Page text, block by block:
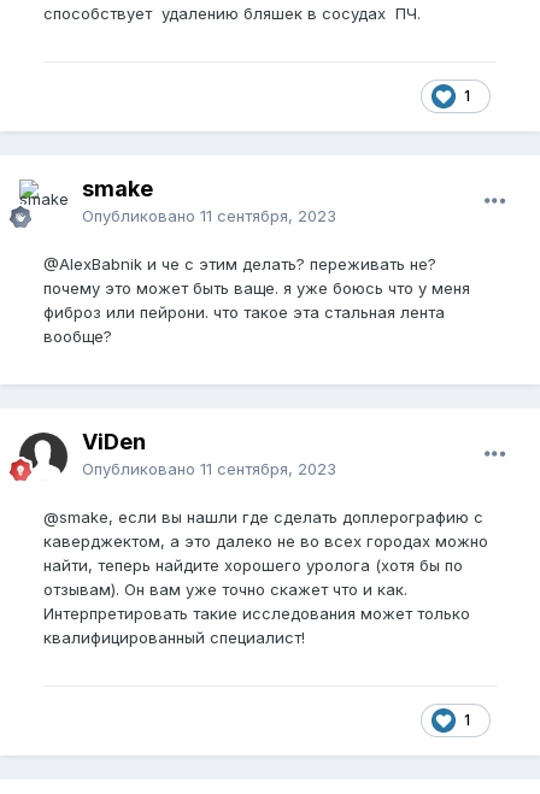
способствует удалению бляшек в сосудах ПЧ.
1
smake
Опубликовано 11 сентября, 2023
@AlexBabnik и че с этим делать? переживать не?
почему это может быть ваще. я уже боюсь что у меня
фиброз или пейрони. что такое эта стальная лента
вообще?
ViDen
Опубликовано 11 сентября, 2023
@smake, если вы нашли где сделать доплерографию с
каверджектом, а это далеко не во всех городах можно
найти, теперь найдите хорошего уролога (хотя бы по
отзывам). Он вам уже точно скажет что и как.
Интерпретировать такие исследования может только
квалифицированный специалист!
1